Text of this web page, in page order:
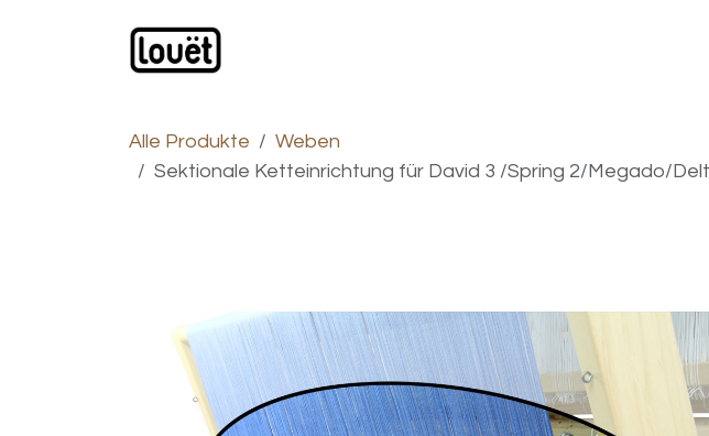
Alle Produkte
Weben
Sektionale Ketteinrichtung für David 3 /Spring 2/Megado/